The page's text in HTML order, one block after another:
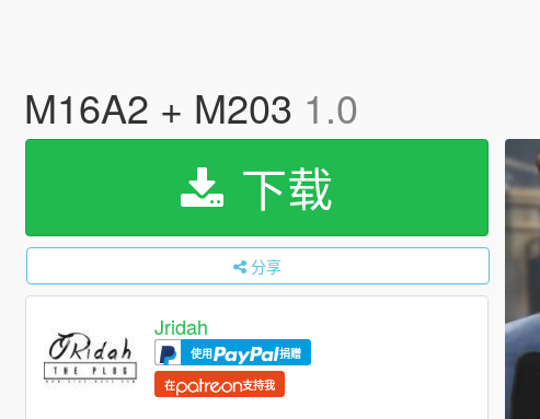
M16A2 + M203 1.0
下载
分享
Jridah
使用 捐赠
在 支持我